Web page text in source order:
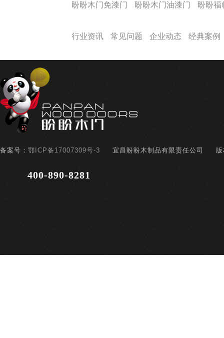
盼盼木门免漆门 盼盼木门油漆门 盼盼福
行业资讯 常见问题 企业动态 经典案例
备案号： 鄂ICP备17007309号-3 宜昌盼盼木制品有限责任公司
400-890-8281